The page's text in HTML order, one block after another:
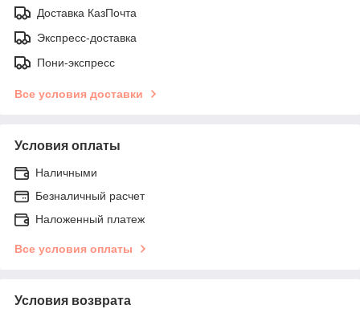
Доставка КазПочта
Экспресс-доставка
Пони-экспресс
Все условия доставки
Условия оплаты
Наличными
Безналичный расчет
Наложенный платеж
Все условия оплаты
Условия возврата